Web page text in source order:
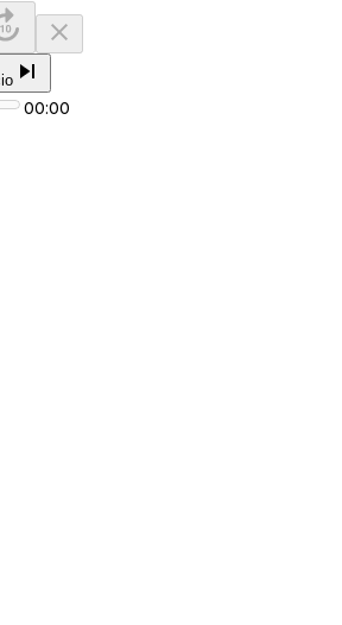
00:00